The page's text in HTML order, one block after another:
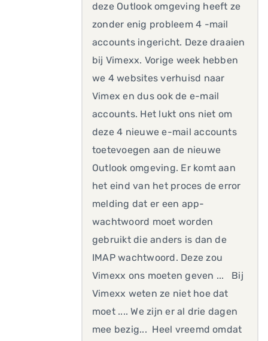
deze Outlook omgeving heeft ze
zonder enig probleem 4 -mail
accounts ingericht. Deze draaien
bij Vimexx. Vorige week hebben
we 4 websites verhuisd naar
Vimex en dus ook de e-mail
accounts. Het lukt ons niet om
deze 4 nieuwe e-mail accounts
toetevoegen aan de nieuwe
Outlook omgeving. Er komt aan
het eind van het proces de error
melding dat er een app-
wachtwoord moet worden
gebruikt die anders is dan de
IMAP wachtwoord. Deze zou
Vimexx ons moeten geven ... Bij
Vimexx weten ze niet hoe dat
moet .... We zijn er al drie dagen
mee bezig... Heel vreemd omdat